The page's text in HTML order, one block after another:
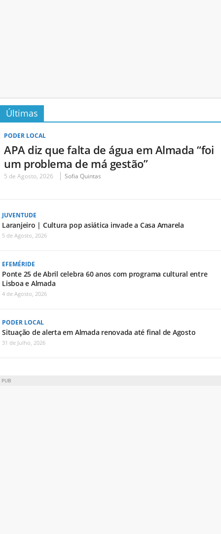
Últimas
PODER LOCAL
APA diz que falta de água em Almada “foi
um problema de má gestão”
5 de Agosto, 2026 Sofia Quintas
JUVENTUDE
Laranjeiro | Cultura pop asiática invade a Casa Amarela
5 de Agosto, 2026
EFEMÉRIDE
Ponte 25 de Abril celebra 60 anos com programa cultural entre
Lisboa e Almada
4 de Agosto, 2026
PODER LOCAL
Situação de alerta em Almada renovada até final de Agosto
31 de Julho, 2026
PUB